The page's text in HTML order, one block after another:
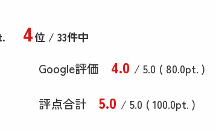
4位 / 33件中
Google評価 4.0 / 5.0 ( 80.0pt. )
評点合計 5.0 / 5.0 ( 100.0pt. )